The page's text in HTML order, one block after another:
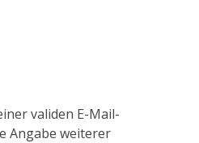
validen E-Mail-
Angabe weiterer